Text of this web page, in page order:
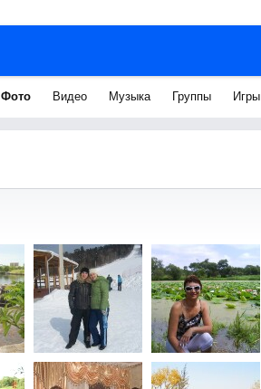
Фото Видео Музыка Группы Игры